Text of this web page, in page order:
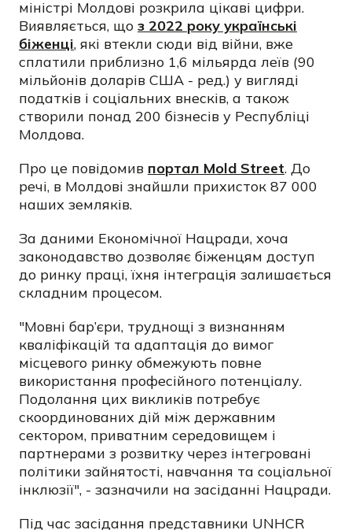
міністрі Молдові розкрила цікаві цифри.
Виявляється, що з 2022 року українські
біженці, які втекли сюди від війни, вже
сплатили приблизно 1,6 мільярда леїв (90
мільйонів доларів США - ред.) у вигляді
податків і соціальних внесків, а також
створили понад 200 бізнесів у Республіці
Молдова.
Про це повідомив портал Mold Street. До
речі, в Молдові знайшли прихисток 87 000
наших земляків.
За даними Економічної Нацради, хоча
законодавство дозволяє біженцям доступ
до ринку праці, їхня інтеграція залишається
складним процесом.
"Мовні бар’єри, труднощі з визнанням
кваліфікацій та адаптація до вимог
місцевого ринку обмежують повне
використання професійного потенціалу.
Подолання цих викликів потребує
скоординованих дій між державним
сектором, приватним середовищем і
партнерами з розвитку через інтегровані
політики зайнятості, навчання та соціальної
інклюзії", - зазначили на засіданні Нацради.
Під час засідання представники UNHCR